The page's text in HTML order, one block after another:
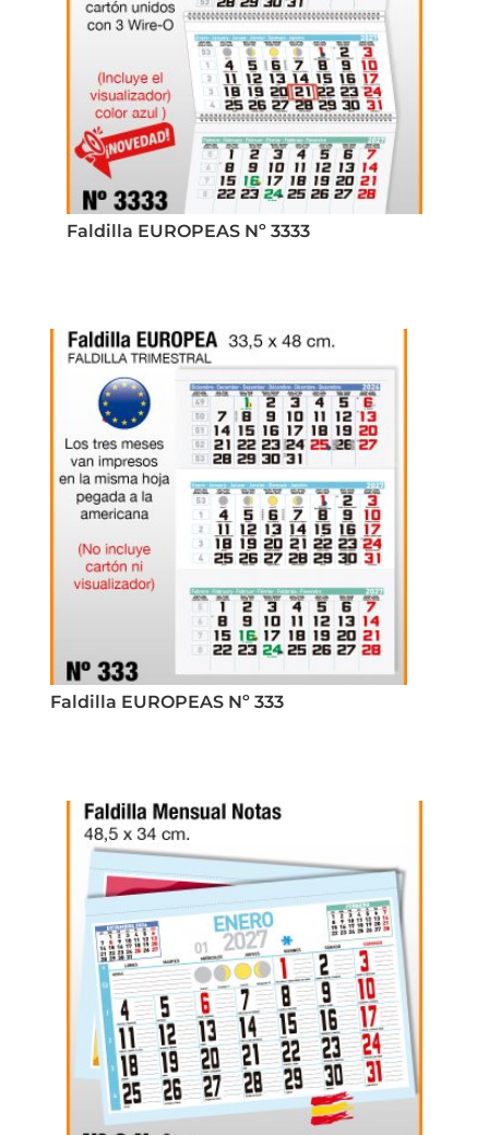
Faldilla EUROPEAS Nº 3333
Faldilla EUROPEAS Nº 333